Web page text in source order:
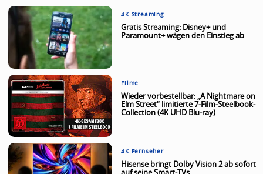
4K Streaming
Gratis Streaming: Disney+ und
Paramount+ wägen den Einstieg ab
Filme
Wieder vorbestellbar: „A Nightmare on
Elm Street“ limitierte 7-Film-Steelbook-
Collection (4K UHD Blu-ray)
4K Fernseher
Hisense bringt Dolby Vision 2 ab sofort